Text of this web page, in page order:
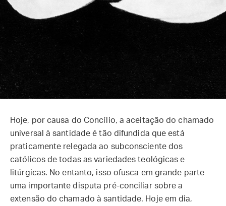
Hoje, por causa do Concílio, a aceitação do chamado
universal à santidade é tão difundida que está
praticamente relegada ao subconsciente dos
católicos de todas as variedades teológicas e
litúrgicas. No entanto, isso ofusca em grande parte
uma importante disputa pré-conciliar sobre a
extensão do chamado à santidade. Hoje em dia,